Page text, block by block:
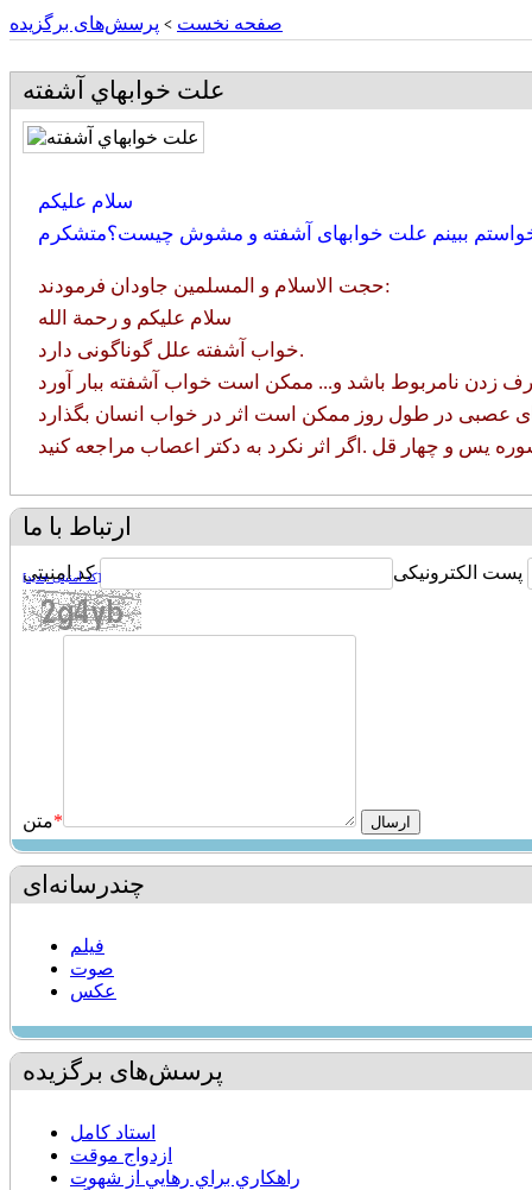
صفحه نخست > پرسش‌های برگزیده
علت خوابهاي آشفته
سلام علیکم
ببینم علت خوابهای آشفته و مشوش چیست؟متشکرم
حجت الاسلام و المسلمین جاودان فرمودند:
سلام علیکم و رحمة الله
خواب آشفته علل گوناگونی دارد.
ارتباط با ما
پست الکترونیکی کد امنیتی[کد امنیتی جدید]
متن*
چندرسانه‌ای
فیلم
صوت
عکس
پرسش‌های برگزیده
استاد كامل
ازدواج موقت
راهكاري براي رهايي از شهوت